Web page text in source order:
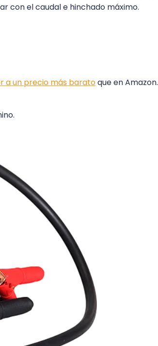
con el caudal e hinchado máximo.
a un precio más baratoque en Amazon.